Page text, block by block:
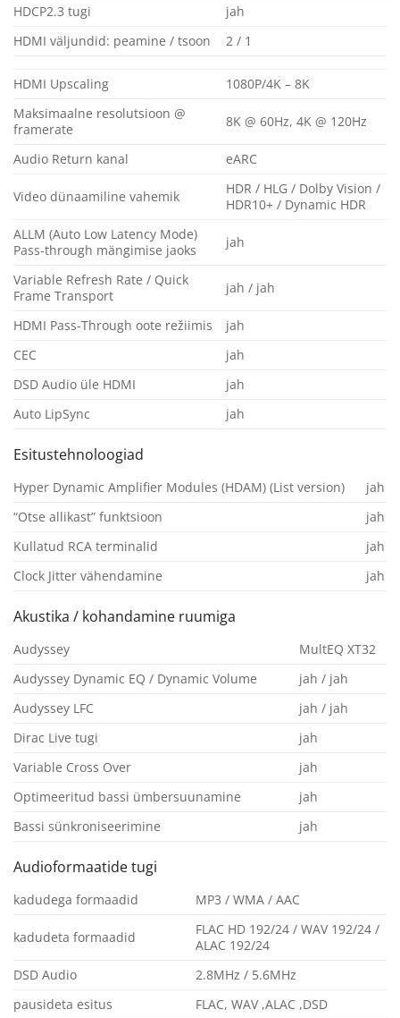
HDCP2.3 tugi
jah
HDMI väljundid: peamine / tsoon
2 / 1
HDMI Upscaling
1080P/4K – 8K
Maksimaalne resolutsioon @
framerate
8K @ 60Hz, 4K @ 120Hz
Audio Return kanal eARC
Video dünaamiline vahemik
HDR / HLG / Dolby Vision /
HDR10+ / Dynamic HDR
ALLM (Auto Low Latency Mode)
Pass-through mängimise jaoks
jah
Variable Refresh Rate / Quick
Frame Transport
jah / jah
HDMI Pass-Through oote režiimis
jah
CEC
jah
DSD Audio üle HDMI
jah
Auto LipSync
jah
Esitustehnoloogiad
Hyper Dynamic Amplifier Modules (HDAM) (List version)
jah
“Otse allikast” funktsioon
jah
Kullatud RCA terminalid
jah
Clock Jitter vähendamine
jah
Akustika / kohandamine ruumiga
Audyssey
MultEQ XT32
Audyssey Dynamic EQ / Dynamic Volume
jah / jah
Audyssey LFC
jah / jah
Dirac Live tugi
jah
Variable Cross Over
jah
Optimeeritud bassi ümbersuunamine
jah
Bassi sünkroniseerimine
jah
Audioformaatide tugi
kadudega formaadid MP3 / WMA / AAC
kadudeta formaadid
FLAC HD 192/24 / WAV 192/24 /
ALAC 192/24
DSD Audio
2.8MHz / 5.6MHz
pausideta esitus
FLAC, WAV ,ALAC ,DSD